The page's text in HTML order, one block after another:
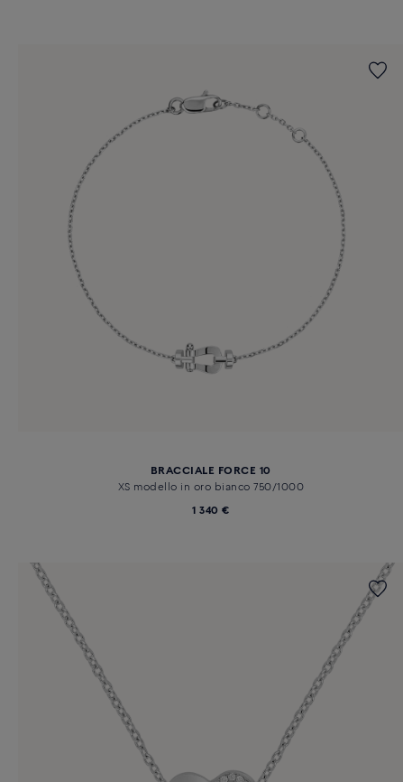
BRACCIALE FORCE 10
XS modello in oro bianco 750/1000
1 340 €